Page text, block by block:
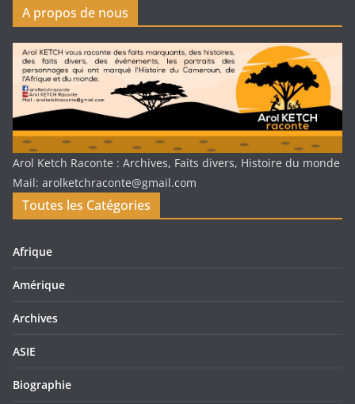
A propos de nous
Arol Ketch Raconte : Archives, Faits divers, Histoire du monde
Mail: arolketchraconte@gmail.com
Toutes les Catégories
Afrique
Amérique
Archives
ASIE
Biographie